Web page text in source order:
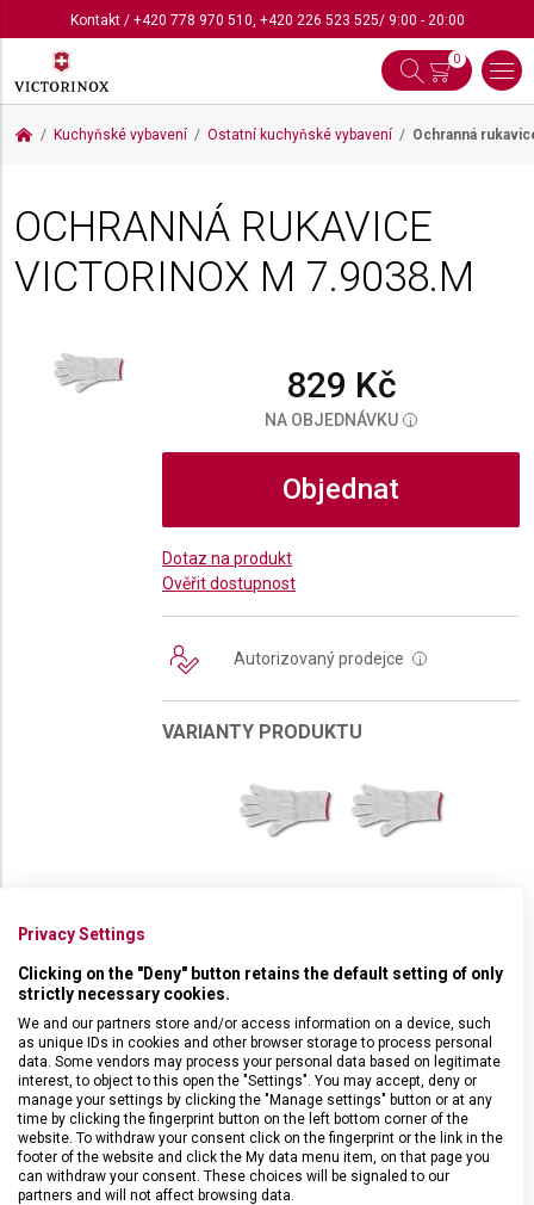
Kontakt/ +420 778 970 510, +420 226 523 525/ 9:00 - 20:00
0
Kuchyňské vybavení Ostatní kuchyňské vybavení Ochranná
OCHRANNÁ RUKAVICE
VICTORINOX M 7.9038.M
829 Kč
NA OBJEDNÁVKU i
Objednat
Dotaz na produkt
Ověřit dostupnost
Autorizovaný prodejce i
VARIANTY PRODUKTU
DETAILNÍ INFORMACE O PRODUKTU
Obouruční rukavice se zvýšenou úrovní ochrany ve velikosti M. Byla
speciálně navržena tak, aby poskytovala mimořádnou bezpečnost
při práci v kuchyni, restauraci i řeznictví.Je vyrobena z nerezové
ocele zapouzdřené v polyetylenovém plášti, vrchní vrstvu tvoří
polyester. Prodávají se po 1 ks, nikoli v páru.
Privacy Settings
Clicking on the "Deny" button retains the default setting of only
strictly necessary cookies.
We and our partners store and/or access information on a device, such
as unique IDs in cookies and other browser storage to process personal
data. Some vendors may process your personal data based on legitimate
interest, to object to this open the "Settings". You may accept, deny or
manage your settings by clicking the "Manage settings" button or at any
time by clicking the fingerprint button on the left bottom corner of the
website. To withdraw your consent click on the fingerprint or the link in the
footer of the website and click the My data menu item, on that page you
can withdraw your consent. These choices will be signaled to our
partners and will not affect browsing data.